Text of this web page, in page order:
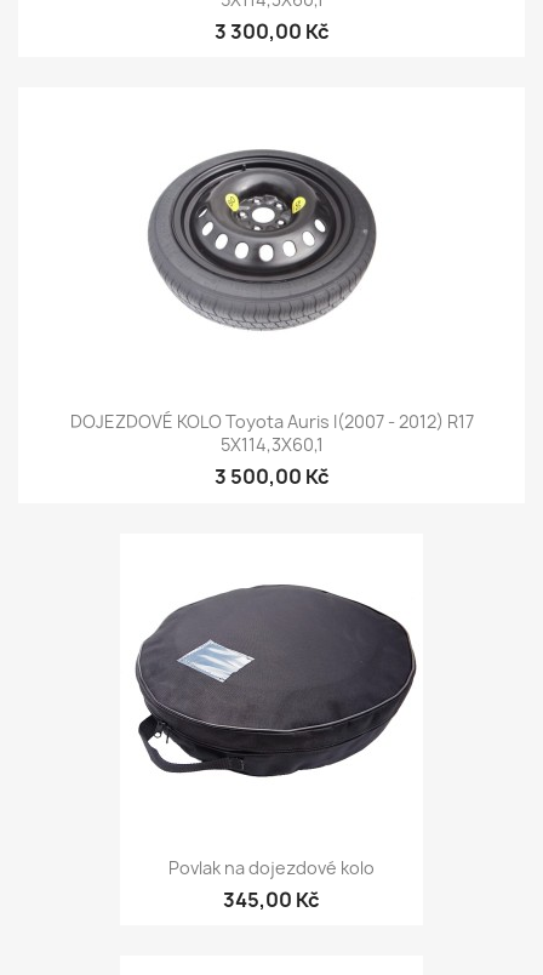
3 300,00 Kč
DOJEZDOVÉ KOLO Toyota Auris I(2007 - 2012) R17
5X114,3X60,1
3 500,00 Kč
Povlak na dojezdové kolo
345,00 Kč